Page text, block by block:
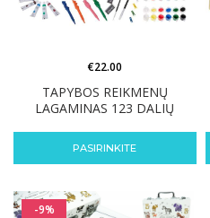
TAPYBOS REIKMENŲ
LAGAMINAS 123 DALIŲ
€22.00
PASIRINKITE
-9%